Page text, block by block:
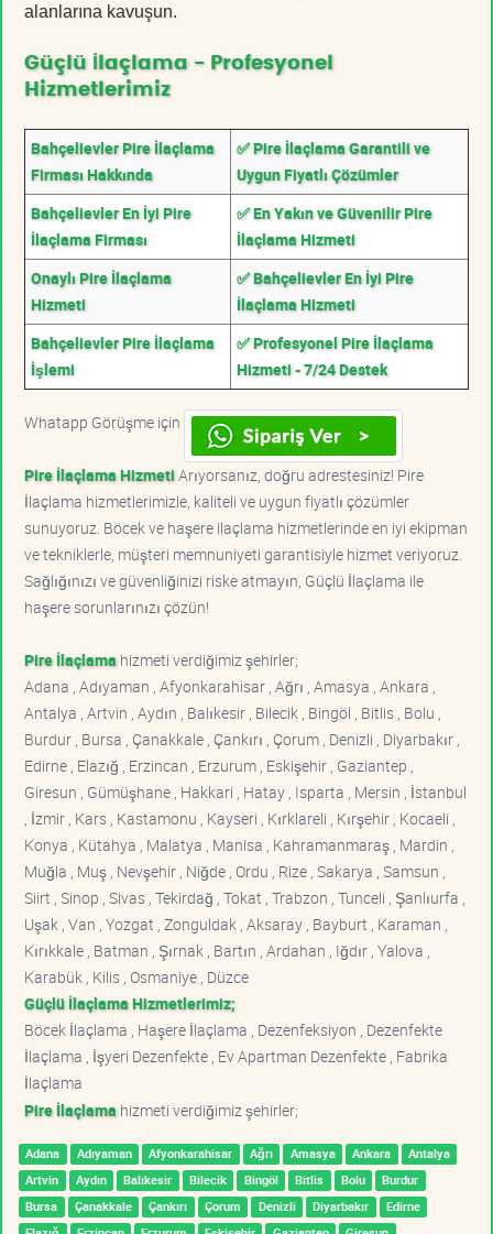
alanlarına kavuşun.
Güçlü İlaçlama - Profesyonel
Hizmetlerimiz
Bahçelievler Pire İlaçlama
Firması Hakkında
✅ Pire İlaçlama Garantili ve
Uygun Fiyatlı Çözümler
Bahçelievler En İyi Pire
İlaçlama Firması
✅ En Yakın ve Güvenilir Pire
İlaçlama Hizmeti
Onaylı Pire İlaçlama
Hizmeti
✅ Bahçelievler En İyi Pire
İlaçlama Hizmeti
Bahçelievler Pire İlaçlama
İşlemi
✅ Profesyonel Pire İlaçlama
Hizmeti - 7/24 Destek
Whatapp Görüşme için
Pire İlaçlama HizmetiArıyorsanız, doğru adrestesiniz! Pire
İlaçlama hizmetlerimizle, kaliteli ve uygun fiyatlı çözümler
sunuyoruz. Böcek ve haşere ilaçlama hizmetlerinde en iyi ekipman
ve tekniklerle, müşteri memnuniyeti garantisiyle hizmet veriyoruz.
Sağlığınızı ve güvenliğinizi riske atmayın, Güçlü İlaçlama ile
haşere sorunlarınızı çözün!
Pire İlaçlama hizmeti verdiğimiz şehirler;
Adana , Adıyaman , Afyonkarahisar , Ağrı , Amasya , Ankara ,
Antalya , Artvin , Aydın , Balıkesir , Bilecik , Bingöl , Bitlis , Bolu ,
Burdur , Bursa , Çanakkale , Çankırı , Çorum , Denizli , Diyarbakır ,
Edirne , Elazığ , Erzincan , Erzurum , Eskişehir , Gaziantep ,
Giresun , Gümüşhane , Hakkari , Hatay , Isparta , Mersin , İstanbul
, İzmir , Kars , Kastamonu , Kayseri , Kırklareli , Kırşehir , Kocaeli ,
Konya , Kütahya , Malatya , Manisa , Kahramanmaraş , Mardin ,
Muğla , Muş , Nevşehir , Niğde , Ordu , Rize , Sakarya , Samsun ,
Siirt , Sinop , Sivas , Tekirdağ , Tokat , Trabzon , Tunceli , Şanlıurfa ,
Uşak , Van , Yozgat , Zonguldak , Aksaray , Bayburt , Karaman ,
Kırıkkale , Batman , Şırnak , Bartın , Ardahan , Iğdır , Yalova ,
Karabük , Kilis , Osmaniye , Düzce
Güçlü İlaçlama Hizmetlerimiz;
Böcek İlaçlama , Haşere İlaçlama , Dezenfeksiyon , Dezenfekte
İlaçlama , İşyeri Dezenfekte , Ev Apartman Dezenfekte , Fabrika
İlaçlama
Pire İlaçlama hizmeti verdiğimiz şehirler;
Adana Adıyaman Afyonkarahisar Ağrı Amasya Ankara
Antalya
Artvin
Aydın Balıkesir Bilecik Bingöl Bitlis Bolu
Burdur
Bursa
Çanakkale Çankırı Çorum Denizli Diyarbakır
Edirne